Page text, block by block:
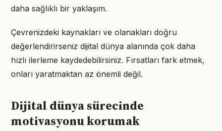
daha sağlıklı bir yaklaşım.
Çevrenizdeki kaynakları ve olanakları doğru
değerlendirirseniz dijital dünya alanında çok daha
hızlı ilerleme kaydedebilirsiniz. Fırsatları fark etmek,
onları yaratmaktan az önemli değil.
Dijital dünya sürecinde
motivasyonu korumak